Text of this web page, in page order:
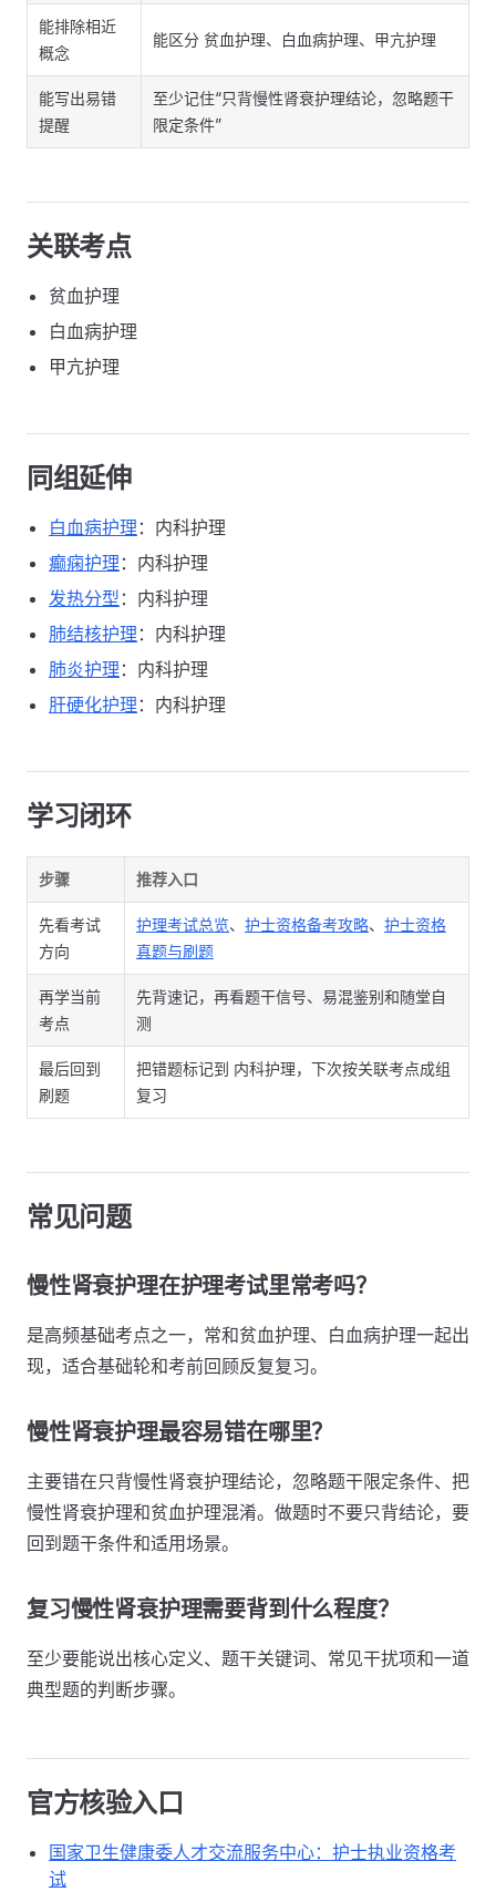
能排除相近
概念
能区分 贫血护理、白血病护理、甲亢护理
能写出易错
提醒
至少记住“只背慢性肾衰护理结论，忽略题干
限定条件”
关联考点
贫血护理
白血病护理
甲亢护理
同组延伸
白血病护理 ：内科护理
癫痫护理 ：内科护理
发热分型 ：内科护理
肺结核护理 ：内科护理
肺炎护理 ：内科护理
肝硬化护理 ：内科护理
学习闭环
步骤 推荐入口
先看考试
方向
护理考试总览、 护士资格备考攻略、 护士资格
真题与刷题
再学当前
考点
先背速记，再看题干信号、易混鉴别和随堂自
测
最后回到
刷题
把错题标记到 内科护理，下次按关联考点成组
复习
常见问题
慢性肾衰护理在护理考试里常考吗？
是高频基础考点之一，常和贫血护理、白血病护理一起出
现，适合基础轮和考前回顾反复复习。
慢性肾衰护理最容易错在哪里？
主要错在只背慢性肾衰护理结论，忽略题干限定条件、把
慢性肾衰护理和贫血护理混淆。做题时不要只背结论，要
回到题干条件和适用场景。
复习慢性肾衰护理需要背到什么程度？
至少要能说出核心定义、题干关键词、常见干扰项和一道
典型题的判断步骤。
官方核验入口
国家卫生健康委人才交流服务中心：护士执业资格考
试